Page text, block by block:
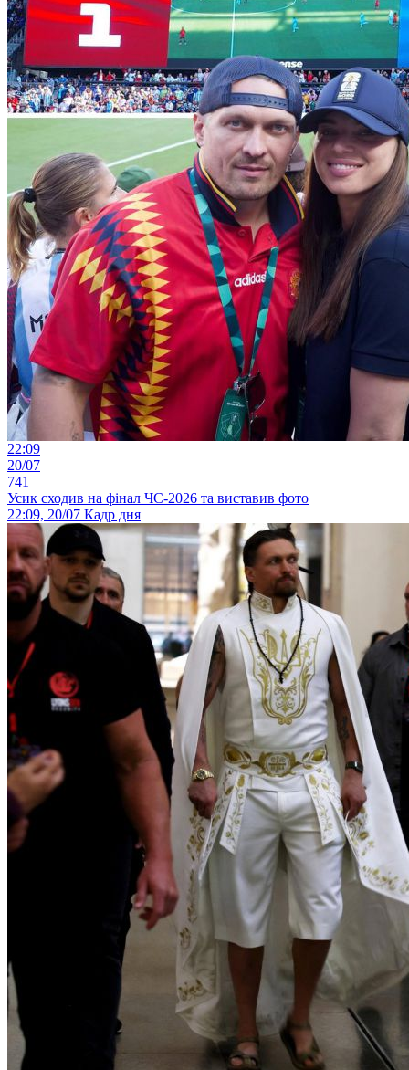
22:09
20/07
741
Усик сходив на фінал ЧС-2026 та виставив фото
22:09, 20/07 Кадр дня